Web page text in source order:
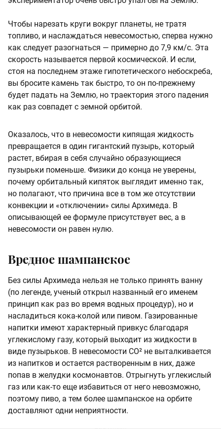
Чтобы нарезать круги вокруг планеты, не тратя
топливо, и наслаждаться невесомостью, сперва нужно
как следует разогнаться — примерно до 7,9 км/с. Эта
скорость называется первой космической. И если,
стоя на последнем этаже гипотетического небоскреба,
вы бросите камень так быстро, то он по-прежнему
будет падать на Землю, но траектория этого падения
как раз совпадет с земной орбитой.
Оказалось, что в невесомости кипящая жидкость
превращается в один гигантский пузырь, который
растет, вбирая в себя случайно образующиеся
пузырьки поменьше. Физики до конца не уверены,
почему орбитальный кипяток выглядит именно так,
но полагают, что причина все в том же отсутствии
конвекции и «отключении» силы Архимеда. В
описывающей ее формуле присутствует вес, а в
невесомости он равен нулю.
Вредное шампанское
Без силы Архимеда нельзя не только принять ванну
(по легенде, ученый открыл названный его именем
принцип как раз во время водных процедур), но и
насладиться кока-колой или пивом. Газированные
напитки имеют характерный привкус благодаря
углекислому газу, который выходит из жидкости в
виде пузырьков. В невесомости CO² не выталкивается
из напитков и остается растворенным в них, даже
попав в желудки космонавтов. Отрыгнуть углекислый
газ или как-то еще избавиться от него невозможно,
поэтому пиво, а тем более шампанское на орбите
доставляют одни неприятности.